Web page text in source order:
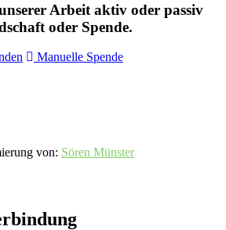
Arbeit aktiv oder passiv
oder Spende.
Manuelle Spende
von: Sören Münster